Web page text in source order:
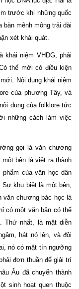
trước khi những quốc
mênh mông trải dài
xét khái quát.
niệm VHDG, phải
thế mới có điều kiện
Nội dung khái niệm
của phương Tây, và
dung của folklore tức
những cách làm việc
gọi là văn chương
bên là viết ra thành
của văn học dân
khu biệt là một bên,
văn chương bác học là
có một văn bản có thể
Thứ nhất, là mặt diễn
hát nó lên, và đôi
nó có mặt tín ngưỡng
đơn thuần để giải trí
Âu đã chuyển thành
sinh hoạt quen thuộc